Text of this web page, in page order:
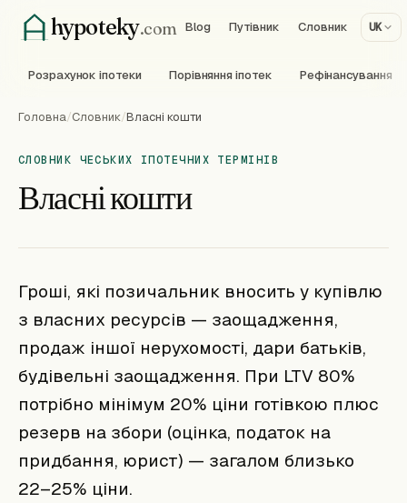
hypoteky.com Blog Путівник Словник UK
Розрахунок іпотеки Порівняння іпотек Рефінансування
Головна/Словник/Власні кошти
СЛОВНИК ЧЕСЬКИХ ІПОТЕЧНИХ ТЕРМІНІВ
Власні кошти
Гроші, які позичальник вносить у купівлю
з власних ресурсів — заощадження,
продаж іншої нерухомості, дари батьків,
будівельні заощадження. При LTV 80%
потрібно мінімум 20% ціни готівкою плюс
резерв на збори (оцінка, податок на
придбання, юрист) — загалом близько
22–25% ціни.